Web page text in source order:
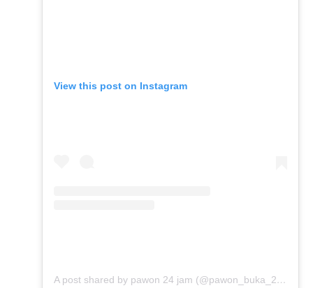
View this post on Instagram
A post shared by pawon 24 jam (@pawon_buka_24jam)